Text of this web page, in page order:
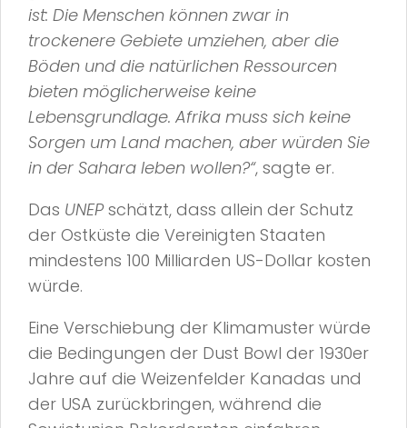
ist: Die Menschen können zwar in
trockenere Gebiete umziehen, aber die
Böden und die natürlichen Ressourcen
bieten möglicherweise keine
Lebensgrundlage. Afrika muss sich keine
Sorgen um Land machen, aber würden Sie
in der Sahara leben wollen?“, sagte er.
Das UNEPschätzt, dass allein der Schutz
der Ostküste die Vereinigten Staaten
mindestens 100 Milliarden US-Dollar kosten
würde.
Eine Verschiebung der Klimamuster würde
die Bedingungen der Dust Bowl der 1930er
Jahre auf die Weizenfelder Kanadas und
der USA zurückbringen, während die